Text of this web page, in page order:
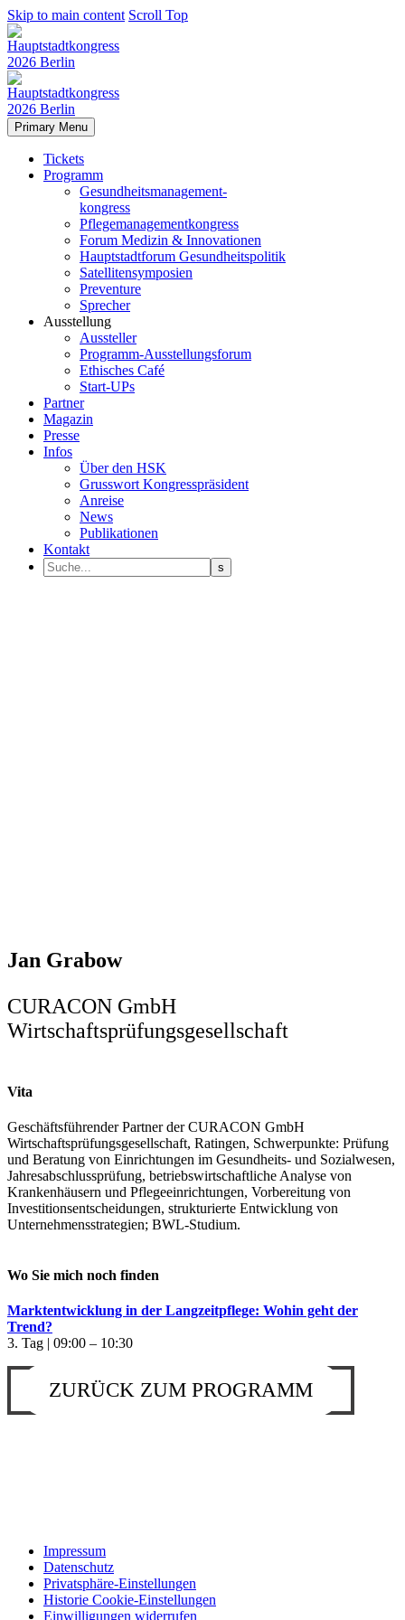
Skip to main content Scroll Top
Primary Menu
Tickets
Programm
Gesundheitsmanagement-
kongress
Pflegemanagementkongress
Forum Medizin & Innovationen
Hauptstadtforum Gesundheitspolitik
Satellitensymposien
Preventure
Sprecher
Ausstellung
Aussteller
Programm-Ausstellungsforum
Ethisches Café
Start-UPs
Partner
Magazin
Presse
Infos
Über den HSK
Grusswort Kongresspräsident
Anreise
News
Publikationen
Kontakt
Jan Grabow
CURACON GmbH
Wirtschaftsprüfungsgesellschaft
Vita
Geschäftsführender Partner der CURACON GmbH
Wirtschaftsprüfungsgesellschaft, Ratingen, Schwerpunkte: Prüfung
und Beratung von Einrichtungen im Gesundheits- und Sozialwesen,
Jahresabschlussprüfung, betriebswirtschaftliche Analyse von
Krankenhäusern und Pflegeeinrichtungen, Vorbereitung von
Investitionsentscheidungen, strukturierte Entwicklung von
Unternehmensstrategien; BWL-Studium.
Wo Sie mich noch finden
Marktentwicklung in der Langzeitpflege: Wohin geht der
Trend?
3. Tag | 09:00 – 10:30
ZURÜCK ZUM PROGRAMM
Impressum
Datenschutz
Privatsphäre-Einstellungen
Historie Cookie-Einstellungen
Einwilligungen widerrufen